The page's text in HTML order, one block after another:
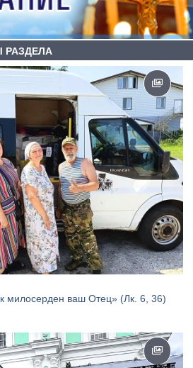
РАЗДЕЛА
милосерден ваш Отец» (Лк. 6, 36)